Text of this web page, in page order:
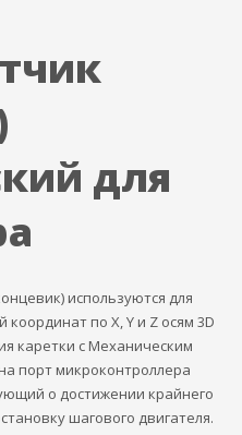
для
используются для
по X, Y и Z осям 3D
каретки с Механическим
порт микроконтроллера
о достижении крайнего
шагового двигателя.